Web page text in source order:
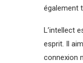
également
L’intellect
esprit. Il
connexion